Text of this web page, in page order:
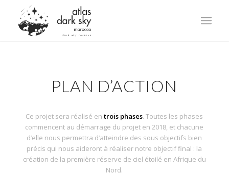
PLAN D’ACTION
Ce projet sera réalisé entrois phases. Toutes les phases
commencent au démarrage du projet en 2018, et chacune
d’elle nous permettra d’atteindre des sous objectifs bien
précis qui nous aideront à réaliser notre objectif final : la
création de la première réserve de ciel étoilé en Afrique du
Nord.